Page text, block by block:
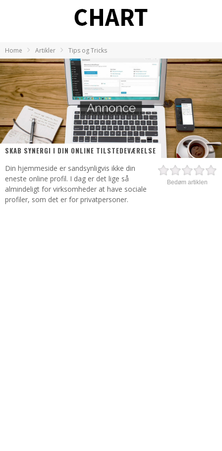
Home Artikler Tips og Tricks
SKAB SYNERGI I DIN ONLINE TILSTEDEVÆRELSE
Bedøm artiklen
Din hjemmeside er sandsynligvis ikke din
eneste online profil. I dag er det lige så
almindeligt for virksomheder at have sociale
profiler, som det er for privatpersoner.